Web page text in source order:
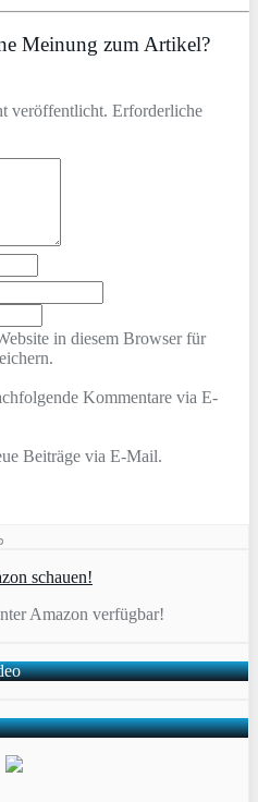
Meinung zum Artikel?
veröffentlicht. Erforderliche
in diesem Browser für
Kommentare via E-
Beiträge via E-Mail.
Amazon verfügbar!